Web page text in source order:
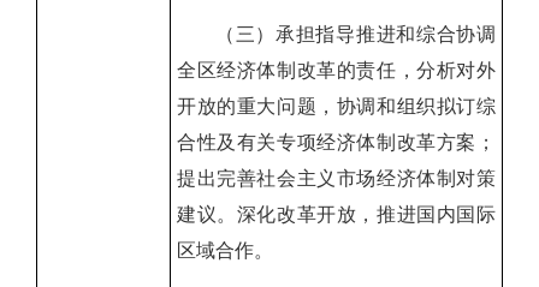
（三）承担指导推进和综合协调
全区经济体制改革的责任，分析对外
开放的重大问题，协调和组织拟订综
合性及有关专项经济体制改革方案；
提出完善社会主义市场经济体制对策
建议。深化改革开放，推进国内国际
区域合作。